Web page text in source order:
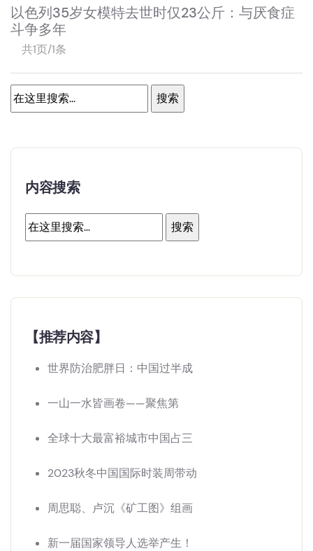
以色列35岁女模特去世时仅23公斤：与厌食症
斗争多年
共1页/1条
内容搜索
【推荐内容】
世界防治肥胖日：中国过半成
一山一水皆画卷——聚焦第
全球十大最富裕城市中国占三
2023秋冬中国国际时装周带动
周思聪、卢沉《矿工图》组画
新一届国家领导人选举产生！